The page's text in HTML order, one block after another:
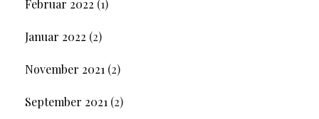
Februar 2022 (1)
Januar 2022 (2)
November 2021 (2)
September 2021 (2)